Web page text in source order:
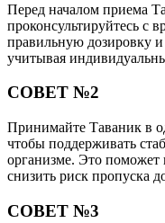
Перед началом приема
проконсультируйтесь с
правильную дозировку
учитывая
СОВЕТ №2
Принимайте Таваник в
чтобы поддерживать
организме. Это поможет
снизить риск пропуска
СОВЕТ №3